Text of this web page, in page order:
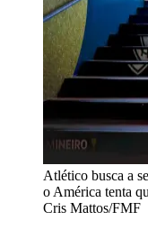
Atlético busca a
o América tenta
Cris Mattos/FMF